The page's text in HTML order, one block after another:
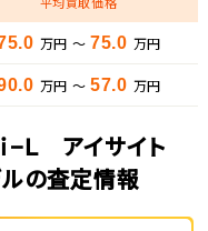
万円 ～ 75.0 万円
万円 ～ 57.0 万円
−Ｌ アイサイト
の査定情報